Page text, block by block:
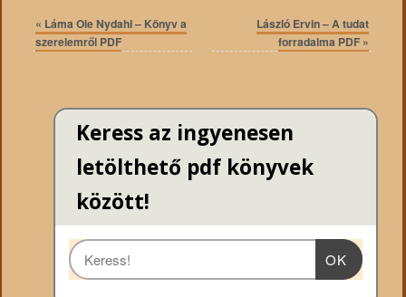
« Láma Ole Nydahl – Könyv a
szerelemről PDF
László Ervin – A tudat
forradalma PDF »
Keress az ingyenesen
letölthető pdf könyvek
között!
OK